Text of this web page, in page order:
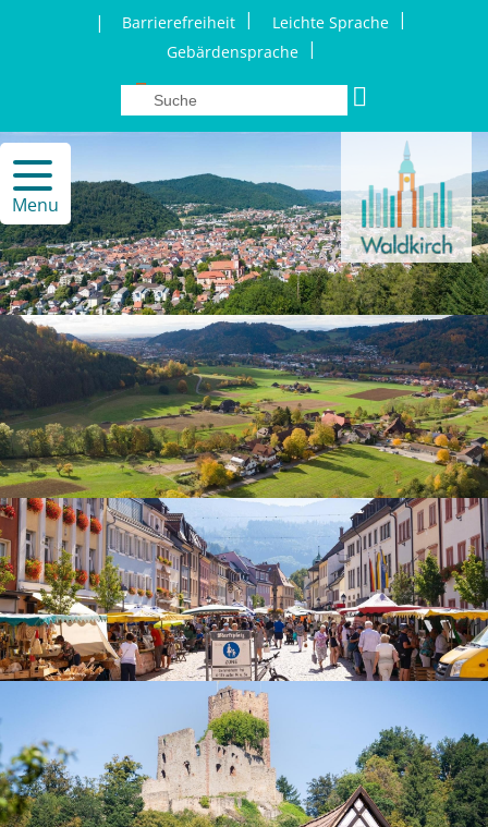
| Barrierefreiheit | Leichte Sprache |
Gebärdensprache |
Menu